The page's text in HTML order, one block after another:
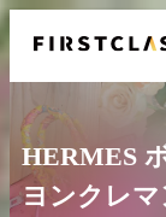
HERMES
ヨンクレマ